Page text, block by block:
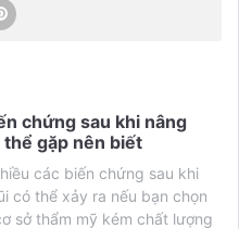
chứng sau khi nâng
thể gặp nên biết
các biến chứng sau khi
có thể xảy ra nếu bạn chọn
sở thẩm mỹ kém chất lượng